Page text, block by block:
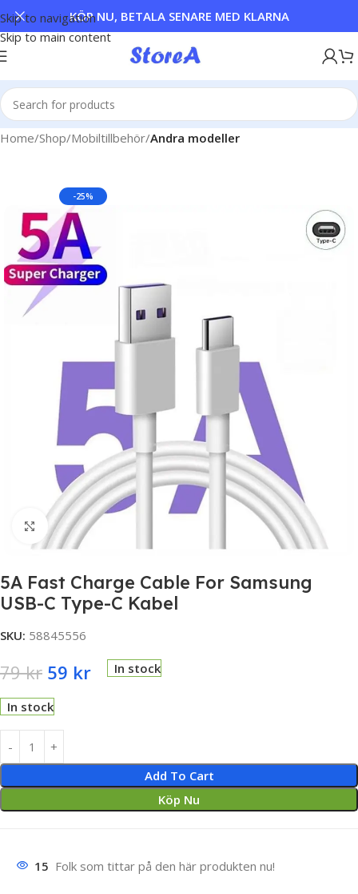
Skip to navigation
Skip to main content
KÖP NU, BETALA SENARE MED KLARNA
Home Shop Mobiltillbehör Andra modeller
-25%
Click to enlarge
5A Fast Charge Cable For Samsung
USB-C Type-C Kabel
SKU: 58845556
79kr 59 kr In stock
In stock
Add To Cart
Köp Nu
15 Folk som tittar på den här produkten nu!